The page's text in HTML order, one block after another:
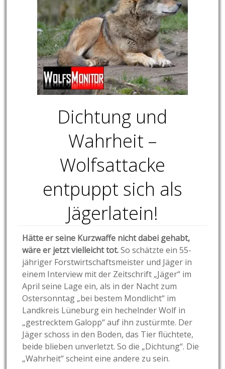
Dichtung und
Wahrheit –
Wolfsattacke
entpuppt sich als
Jägerlatein!
Hätte er seine Kurzwaffe nicht dabei gehabt,
wäre er jetzt vielleicht tot.So schätzte ein 55-
jähriger Forstwirtschaftsmeister und Jäger in
einem Interview mit der Zeitschrift „Jäger“ im
April seine Lage ein, als in der Nacht zum
Ostersonntag „bei bestem Mondlicht“ im
Landkreis Lüneburg ein hechelnder Wolf in
„gestrecktem Galopp“ auf ihn zustürmte. Der
Jäger schoss in den Boden, das Tier flüchtete,
beide blieben unverletzt. So die „Dichtung“. Die
„Wahrheit“ scheint eine andere zu sein.